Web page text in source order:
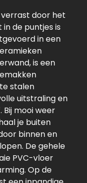
door het
de puntjes is
in een
is een
stalen
uitstraling en
mooi weer
je buiten
binnen en
De gehele
PVC-vloer
Op de